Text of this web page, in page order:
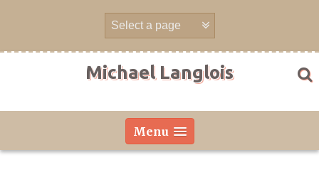
Michael Langlois
Menu